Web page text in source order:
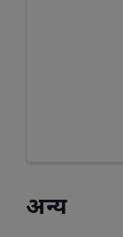
अन्य